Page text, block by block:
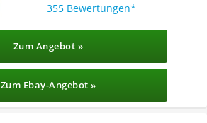
355 Bewertungen
Zum Angebot »
Zum Ebay-Angebot »